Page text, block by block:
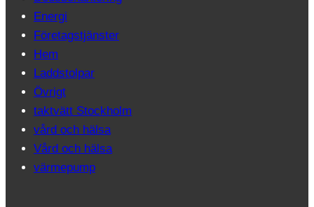
Energi
Företagstjänster
Hem
Laddstolpar
Övrigt
taktvätt Stockholm
vård och hälsa
Vård och hälsa
värmepump